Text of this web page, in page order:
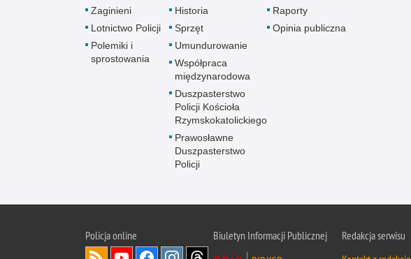
Zaginieni
Lotnictwo Policji
Polemiki i
sprostowania
Historia
Sprzęt
Umundurowanie
Współpraca
międzynarodowa
Duszpasterstwo
Policji Kościoła
Rzymskokatolickiego
Prawosławne
Duszpasterstwo
Policji
Raporty
Opinia publiczna
Policjaonline
Biuletyn Informacji Publicznej
Redakcja serwisu